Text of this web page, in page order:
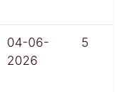
04-06-
2026
5